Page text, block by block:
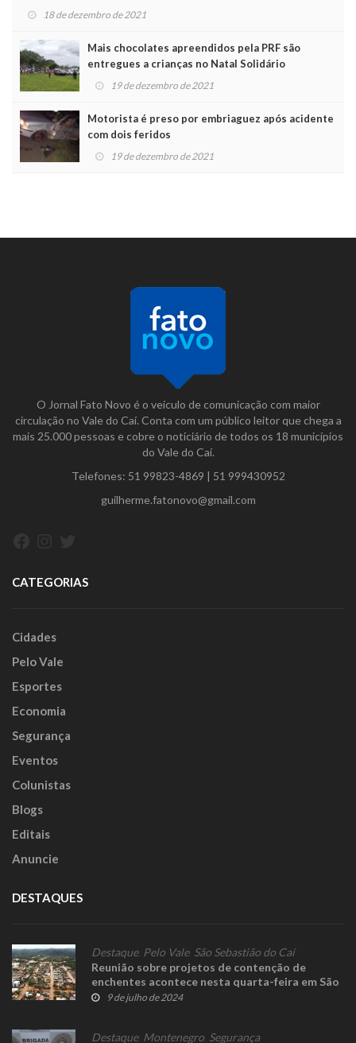
18 de dezembro de 2021
Mais chocolates apreendidos pela PRF são
entregues a crianças no Natal Solidário
19 de dezembro de 2021
Motorista é preso por embriaguez após acidente
com dois feridos
19 de dezembro de 2021
O Jornal Fato Novo é o veículo de comunicação com maior
circulação no Vale do Caí. Conta com um público leitor que chega a
mais 25.000 pessoas e cobre o noticiário de todos os 18 municípios
do Vale do Caí.
Telefones: 51 99823-4869 | 51 999430952
guilherme.fatonovo@gmail.com
CATEGORIAS
Cidades
Pelo Vale
Esportes
Economia
Segurança
Eventos
Colunistas
Blogs
Editais
Anuncie
DESTAQUES
Destaque, Pelo Vale, São Sebastião do Caí
Reunião sobre projetos de contenção de
enchentes acontece nesta quarta-feira em São
Sebastião do Caí
9 de julho de 2024
Destaque, Montenegro Segurança